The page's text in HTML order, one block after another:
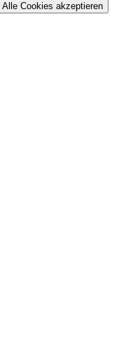
Alle Cookies akzeptieren